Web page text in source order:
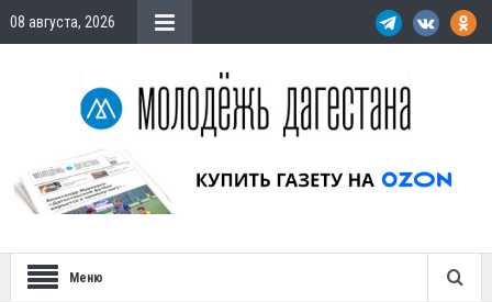
08 августа, 2026
Меню